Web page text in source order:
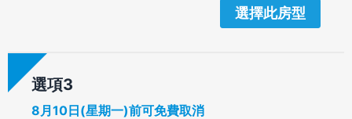
選擇此房型
選項
8月10日(星期一)前可免費取消